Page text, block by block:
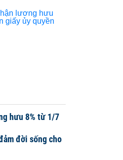
hưu 8% từ 1/7
đời sống cho